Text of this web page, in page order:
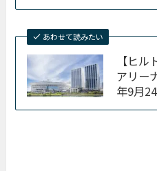
あわせて読みたい
【ヒ
アリー
年9月